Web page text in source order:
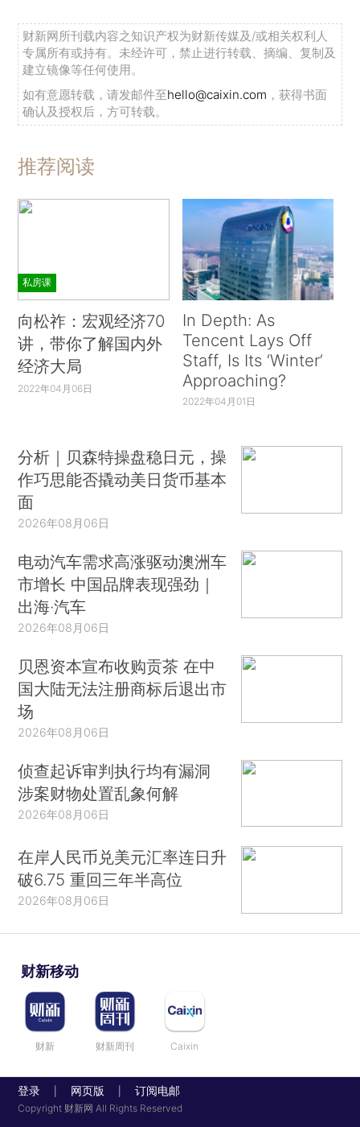
财新网所刊载内容之知识产权为财新传媒及/或相关权利人
专属所有或持有。未经许可，禁止进行转载、摘编、复制及
建立镜像等任何使用。
如有意愿转载，请发邮件至hello@caixin.com ，获得书面
确认及授权后，方可转载。
推荐阅读
私房课
向松祚：宏观经济70
讲，带你了解国内外
经济大局
2022年04月06日
In Depth: As
Tencent Lays Off
Staff, Is Its ‘Winter’
Approaching?
2022年04月01日
分析｜贝森特操盘稳日元，操
作巧思能否撬动美日货币基本
面
2026年08月06日
电动汽车需求高涨驱动澳洲车
市增长 中国品牌表现强劲｜
出海·汽车
2026年08月06日
贝恩资本宣布收购贡茶 在中
国大陆无法注册商标后退出市
场
2026年08月06日
侦查起诉审判执行均有漏洞
涉案财物处置乱象何解
2026年08月06日
在岸人民币兑美元汇率连日升
破6.75 重回三年半高位
2026年08月06日
财新移动
财新 财新周刊 Caixin
登录 网页版 订阅电邮
Copyright 财新网 All Rights Reserved